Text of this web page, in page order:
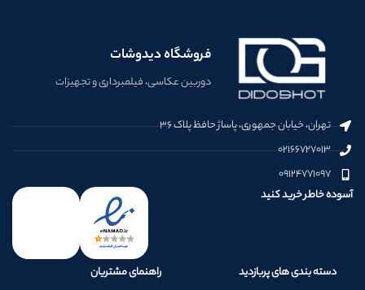
فروشگاه دیدوشات
دوربین عکاسی، فیلمبرداری و تجهیزات
تهران، خیابان جمهوری، پاساژ حافظ پلاک ۳۶
۰۲۱۶۶۷۲۷۰۱۳
۰۹۱۲۴۷۷۱۰۹۷
دسته بندی های پربازدید راهنمای مشتریان
آسوده خاطر خرید کنید